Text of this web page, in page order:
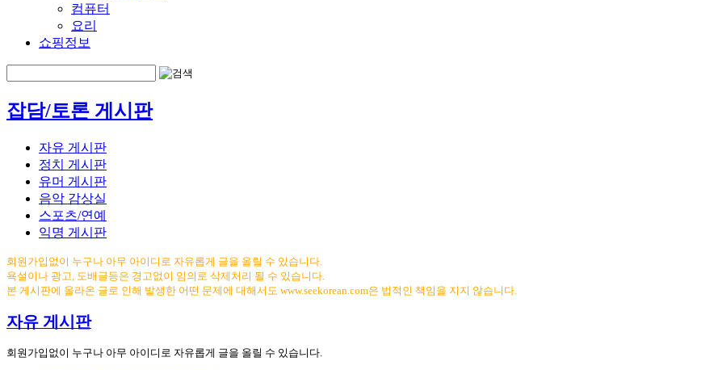
컴퓨터
요리
쇼핑정보
잡담/토론 게시판
자유 게시판
정치 게시판
유머 게시판
음악 감상실
스포츠/연예
익명 게시판
회원가입없이 누구나 아무 아이디로 자유롭게 글을 올릴 수 있습니다.
욕설이나 광고, 도배글등은 경고없이 임의로 삭제처리 될 수 있습니다.
본 게시판에 올라온 글로 인해 발생한 어떤 문제에 대해서도 www.seekorean.com은 법적인 책임을 지지 않습니다.
자유 게시판
회원가입없이 누구나 아무 아이디로 자유롭게 글을 올릴 수 있습니다.